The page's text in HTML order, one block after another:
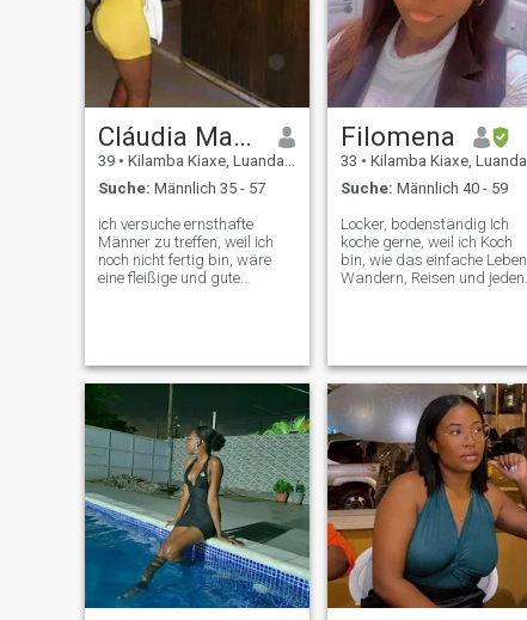
Cláudia Maria
39 • Kilamba Kiaxe, Luanda, Angola
Suche: Männlich 35 - 57
ich versuche ernsthafte
Männer zu treffen, weil ich
noch nicht fertig bin, wäre
eine fleißige und gute
Filomena
33 • Kilamba Kiaxe, Luanda, Angola
Suche: Männlich 40 - 59
Locker, bodenständig Ich
koche gerne, weil ich Koch
bin, wie das einfache Leben,
Wandern, Reisen und jeden